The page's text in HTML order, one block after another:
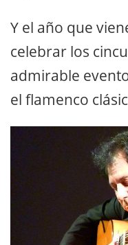
Y el año que
celebrar los
admirable
el flamenco